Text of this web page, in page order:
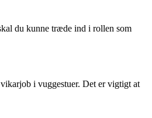
du kunne træde ind i rollen som
i vuggestuer. Det er vigtigt at